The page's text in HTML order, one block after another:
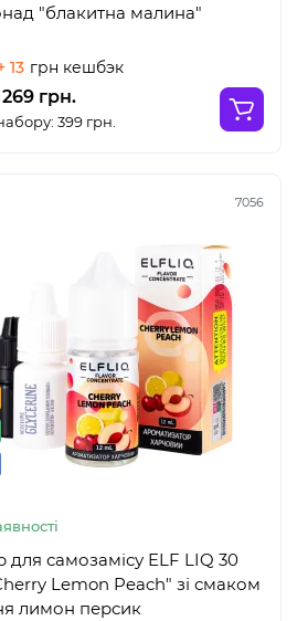
"блакитна малина"
13 грн кешбэк
грн.
399 грн.
7056
для самозамісу ELF LIQ 30
Lemon Peach" зі смаком
лимон персик